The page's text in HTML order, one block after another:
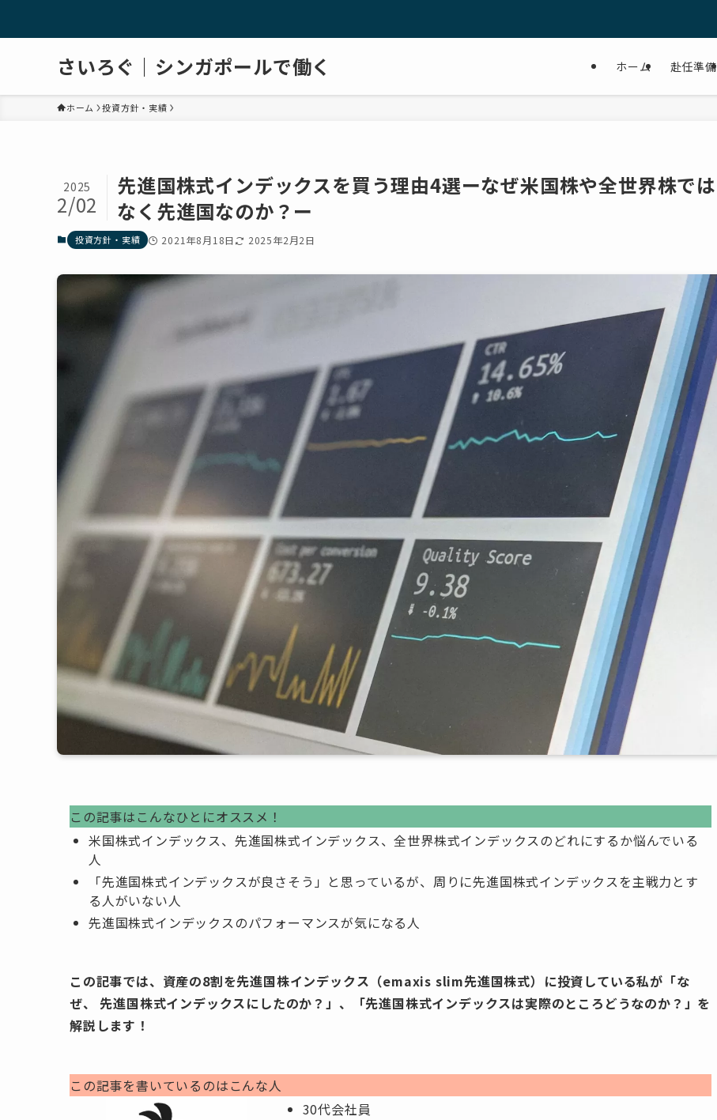
さいろぐ｜シンガポールで働く ホーム 赴任準備
ホーム 投資方針・実績
先進国株式インデックスを買う理由4選ーなぜ米国株や全世界株では
なく先進国なのか？ー
2025
2/02
投資方針・実績 2021年8月18日 2025年2月2日
この記事はこんなひとにオススメ！
米国株式インデックス、先進国株式インデックス、全世界株式インデックスのどれにするか悩んでいる
人
「先進国株式インデックスが良さそう」と思っているが、周りに先進国株式インデックスを主戦力とす
る人がいない人
先進国株式インデックスのパフォーマンスが気になる人
この記事では、資産の8割を先進国株インデックス（emaxis slim先進国株式）に投資している私が「な
ぜ、 先進国株式インデックスにしたのか？」、「先進国株式インデックスは実際のところどうなのか？」を
解説します！
この記事を書いているのはこんな人
30代会社員